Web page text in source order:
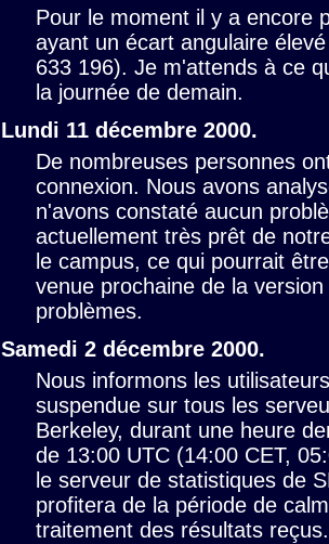
Pour le moment il y a encore
ayant un écart angulaire
633 196). Je m'attends à ce
la journée de demain.
Lundi 11 décembre 2000.
De nombreuses personnes
connexion. Nous avons
n'avons constaté aucun
actuellement très prêt de
le campus, ce qui pourrait
venue prochaine de la
problèmes.
Samedi 2 décembre 2000.
Nous informons les
suspendue sur tous les
Berkeley, durant une heure
de 13:00 UTC (14:00 CET,
le serveur de statistiques de
profitera de la période de
traitement des résultats reçus.